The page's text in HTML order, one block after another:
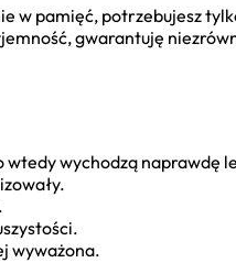
w pamięć, potrzebujesz
gwarantuję
wtedy wychodzą naprawdę
wyważona.